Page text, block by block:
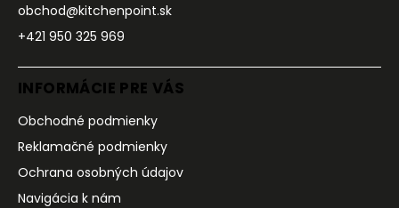
obchod@kitchenpoint.sk
+421 950 325 969
INFORMÁCIE PRE VÁS
Obchodné podmienky
Reklamačné podmienky
Ochrana osobných údajov
Navigácia k nám